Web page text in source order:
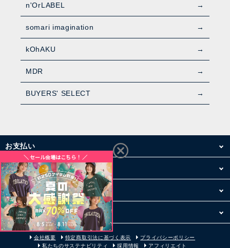
n'OrLABEL
somari imagination
kOhAKU
MDR
BUYERS' SELECT
お支払い
配送・送料
お買い物について
その他
会社概要 特定商取引法に基づく表示
プライバシーポリシー
私たちのサステナビリティ
採用情報 アフィリエイト